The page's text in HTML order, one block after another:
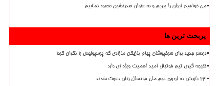
می خواهیم ایران را ببریم و به عنوان صدرنشین صعود نماییم
پربحث ترین ها
دردسر جدید برای سرخپوشان پیام بازیکن مازادی که پرسپولیس را نگران کرد!
نتیجه گیری تیم فوتبال امید اهمیت ویژه ای دارد
۲۴ بازیکن به اردوی تیم ملی فوتسال زنان دعوت شدند